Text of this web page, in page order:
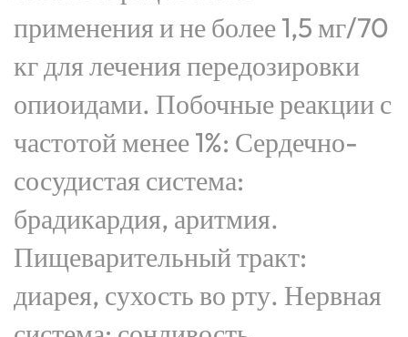
применения и не более 1,5 мг/70
кг для лечения передозировки
опиоидами. Побочные реакции с
частотой менее 1%: Сердечно-
сосудистая система:
брадикардия, аритмия.
Пищеварительный тракт:
диарея, сухость во рту. Нервная